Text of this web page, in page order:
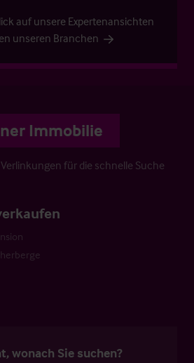
auf unsere Expertenansichten
unseren Branchen
Immobilie
für die schnelle Suche
wonach Sie suchen?